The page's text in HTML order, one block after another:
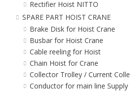
Rectifier Hoist NITTO
SPARE PART HOIST CRANE
Brake Disk for Hoist Crane
Busbar for Hoist Crane
Cable reeling for Hoist
Chain Hoist for Crane
Collector Trolley / Current
Conductor for main line Supply